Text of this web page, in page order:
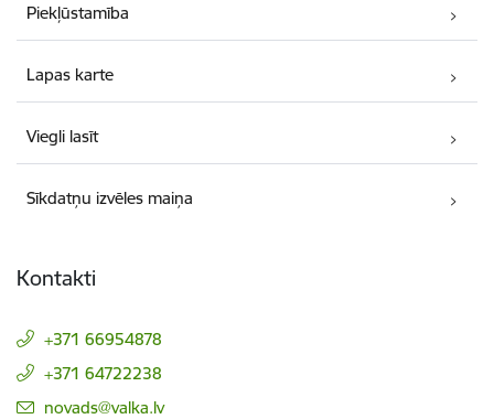
Piekļūstamība
Lapas karte
Viegli lasīt
Sīkdatņu izvēles maiņa
Kontakti
+371 66954878
+371 64722238
E-pasts:
novads@valka.lv